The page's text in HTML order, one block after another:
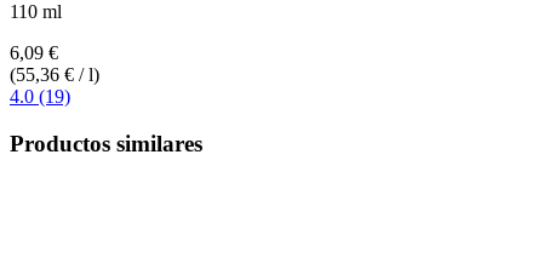
110 ml
6,09 €
(55,36 € / l)
4.0 (19)
Productos similares